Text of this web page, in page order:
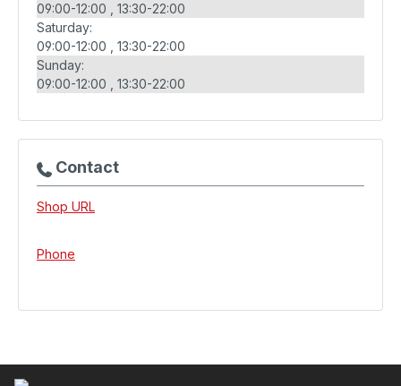
09:00-12:00
13:30-22:00
Saturday:
09:00-12:00
13:30-22:00
Sunday:
09:00-12:00
13:30-22:00
Contact
Shop URL
Phone